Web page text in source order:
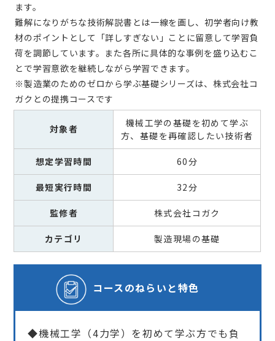
ます。
難解になりがちな技術解説書とは一線を画し、初学者向け教
材のポイントとして「詳しすぎない」ことに留意して学習負
荷を調節しています。また各所に具体的な事例を盛り込むこ
とで学習意欲を継続しながら学習できます。
※製造業のためのゼロから学ぶ基礎シリーズは、株式会社コ
ガクとの提携コースです
対象者
機械工学の基礎を初めて学ぶ
方、基礎を再確認したい技術者
想定学習時間 60分
最短実行時間 32分
監修者 株式会社コガク
カテゴリ 製造現場の基礎
コースのねらいと特色
◆機械工学（4力学）を初めて学ぶ方でも負